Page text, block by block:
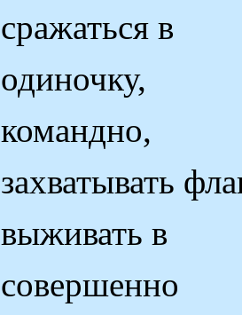
сражаться в
одиночку,
командно,
захватывать
выживать в
совершенно